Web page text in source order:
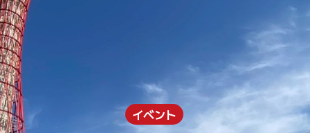
イベント